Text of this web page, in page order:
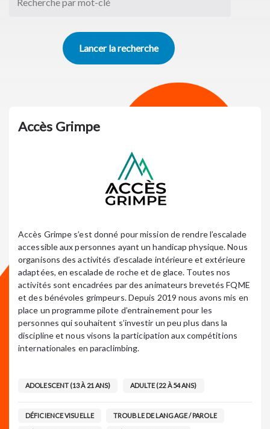
Accès Grimpe
Accès Grimpe s’est donné pour mission de rendre l’escalade
accessible aux personnes ayant un handicap physique. Nous
organisons des activités d’escalade intérieure et extérieure
adaptées, en escalade de roche et de glace. Toutes nos
activités sont encadrées par des animateurs brevetés FQME
et des bénévoles grimpeurs. Depuis 2019 nous avons mis en
place un programme pilote d’entrainement pour les
personnes qui souhaitent s’investir un peu plus dans la
discipline et nous visons la participation aux compétitions
internationales en paraclimbing.
ADOLESCENT (13 À 21 ANS) ADULTE (22 À 54 ANS)
DÉFICIENCE VISUELLE TROUBLE DE LANGAGE / PAROLE